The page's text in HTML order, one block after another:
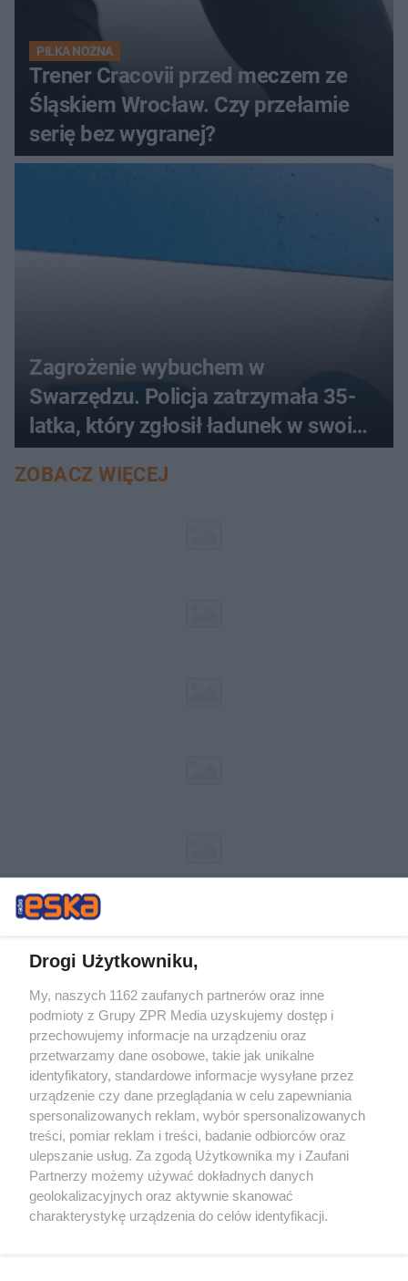
PIŁKA NOŻNA
Trener Cracovii przed meczem ze
Śląskiem Wrocław. Czy przełamie
serię bez wygranej?
Zagrożenie wybuchem w
Swarzędzu. Policja zatrzymała 35-
latka, który zgłosił ładunek w swoim
aucie
ZOBACZ WIĘCEJ
Żaden utwór zamieszczony w serwisie nie może być powielany i
rozpowszechniany lub dalej rozpowszechniany w jakikolwiek sposób (w
tym także elektroniczny lub mechaniczny) na jakimkolwiek polu
eksploatacji w jakiejkolwiek formie, włącznie z umieszczaniem w
Internecie bez pisemnej zgody właściciela praw. Jakiekolwiek użycie lub
wykorzystanie utworów w całości lub w części z naruszeniem prawa,
tzn. bez właściwej zgody, jest zabronione pod groźbą kary i może być
ścigane prawnie.
Drogi Użytkowniku,
My, naszych 1162 zaufanych partnerów oraz inne
podmioty z Grupy ZPR Media uzyskujemy dostęp i
przechowujemy informacje na urządzeniu oraz
przetwarzamy dane osobowe, takie jak unikalne
identyfikatory, standardowe informacje wysyłane przez
urządzenie czy dane przeglądania w celu zapewniania
spersonalizowanych reklam, wybór spersonalizowanych
treści, pomiar reklam i treści, badanie odbiorców oraz
ulepszanie usług. Za zgodą Użytkownika my i Zaufani
Partnerzy możemy używać dokładnych danych
geolokalizacyjnych oraz aktywnie skanować
charakterystykę urządzenia do celów identyfikacji.